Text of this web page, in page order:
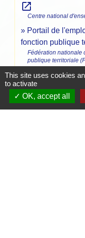
open_in_new
Centre national
Portail de
fonction publique
Fédération nationale
publique territoriale
Offres d'emploi
hospitalière open_in_new
Fédération
Avis de
This site uses cookies
to activate
OK, accept all